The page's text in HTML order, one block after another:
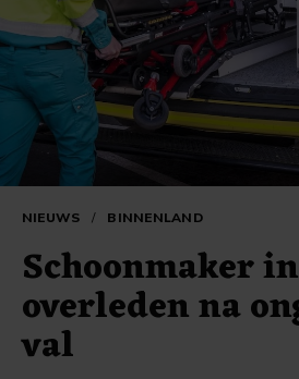
NIEUWS / BINNENLAND
Schoonmaker
overleden na
val